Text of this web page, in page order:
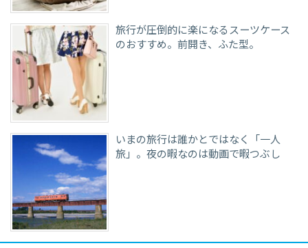
旅行が圧倒的に楽になるスーツケース
のおすすめ。前開き、ふた型。
いまの旅行は誰かとではなく「一人
旅」。夜の暇なのは動画で暇つぶし